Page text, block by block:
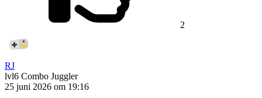
2
RJ
lvl6 Combo Juggler
25 juni 2026 om 19:16